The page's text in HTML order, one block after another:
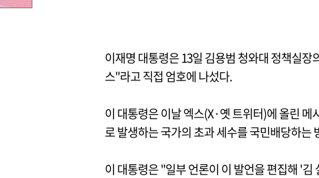
이재명 대통령은 13일 김용범 청와대 정책실
스"라고 직접 엄호에 나섰다.
이 대통령은 이날 엑스(X·옛 트위터)에 올린
로 발생하는 국가의 초과 세수를 국민배당하
이 대통령은 "일부 언론이 이 발언을 편집해 '